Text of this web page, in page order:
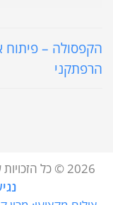
הקפסולה – פיתוח
הרפתקני
2026 © כל הזכויות שמורות ל